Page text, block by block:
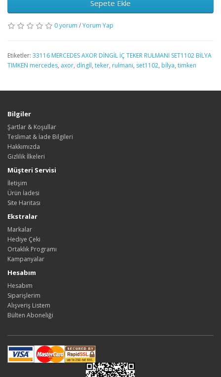
Sepete Ekle
0 yorum /Yorum Yap
Etiketler: 33116 MERCEDES AXOR DİNGİL İÇ TEKER RULMANI SET1102 BİLYA
TIMKEN mercedes, axor, dİngİl, teker, rulmani, set1102, bİlya, timken
Bilgiler
Şartlar & Koşullar
Teslimat & İade Bilgileri
Hakkımızda
Gizlilik İlkeleri
Müşteri Servisi
İletişim
Ürün İadesi
Site Haritası
Ekstralar
Markalar
Hediye Çeki
Ortaklık Programı
Kampanyalar
Hesabım
Hesabım
Siparişlerim
Alışveriş Listem
Bülten Aboneliği